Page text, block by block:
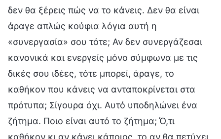
δεν θα ξέρεις πώς να το κάνεις. Δεν θα είναι
άραγε απλώς κούφια λόγια αυτή η
«συνεργασία» σου τότε; Αν δεν συνεργάζεσαι
κανονικά και ενεργείς μόνο σύμφωνα με τις
δικές σου ιδέες, τότε μπορεί, άραγε, το
καθήκον που κάνεις να ανταποκρίνεται στα
πρότυπα; Σίγουρα όχι. Αυτό υποδηλώνει ένα
ζήτημα. Ποιο είναι αυτό το ζήτημα; Ό,τι
καθήκον κι αν κάνει κάποιος, το αν θα πετύχει